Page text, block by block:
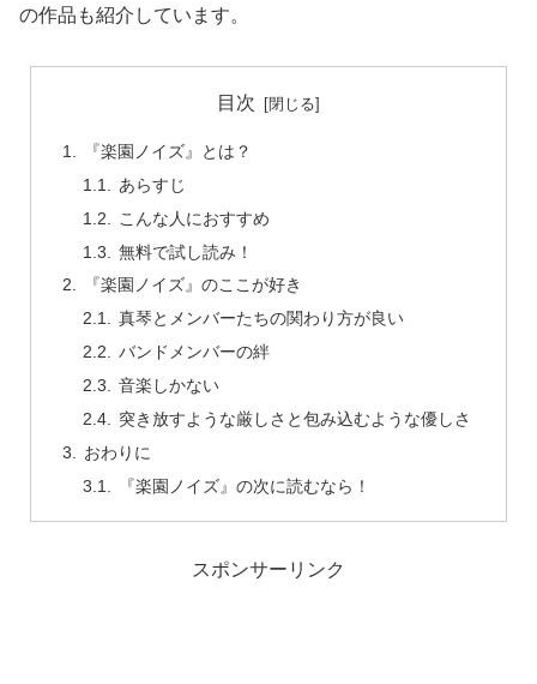
の作品も紹介しています。
目次
『楽園ノイズ』とは？
あらすじ
こんな人におすすめ
無料で試し読み！
『楽園ノイズ』のここが好き
真琴とメンバーたちの関わり方が良い
バンドメンバーの絆
音楽しかない
突き放すような厳しさと包み込むような優しさ
おわりに
『楽園ノイズ』の次に読むなら！
スポンサーリンク